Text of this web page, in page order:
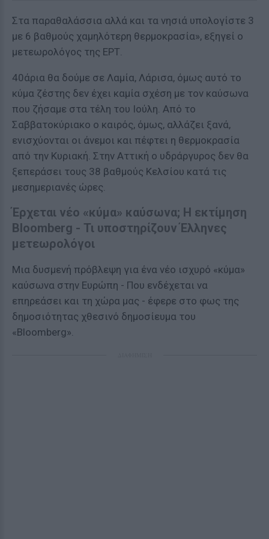
Στα παραθαλάσσια αλλά και τα νησιά υπολογίστε 3
με 6 βαθμούς χαμηλότερη θερμοκρασία», εξηγεί ο
μετεωρολόγος της ΕΡΤ.
40άρια θα δούμε σε Λαμία, Λάρισα, όμως αυτό το
κύμα ζέστης δεν έχει καμία σχέση με τον καύσωνα
που ζήσαμε στα τέλη του Ιούλη. Από το
Σαββατοκύριακο ο καιρός, όμως, αλλάζει ξανά,
ενισχύονται οι άνεμοι και πέφτει η θερμοκρασία
από την Κυριακή. Στην Αττική ο υδράργυρος δεν θα
ξεπεράσει τους 38 βαθμούς Κελσίου κατά τις
μεσημεριανές ώρες.
Έρχεται νέο «κύμα» καύσωνα; Η εκτίμηση
Bloomberg - Τι υποστηρίζουν Έλληνες
μετεωρολόγοι
Μια δυσμενή πρόβλεψη για ένα νέο ισχυρό «κύμα»
καύσωνα στην Ευρώπη - Που ενδέχεται να
επηρεάσει και τη χώρα μας - έφερε στο φως της
δημοσιότητας χθεσινό δημοσίευμα του
«Bloomberg».